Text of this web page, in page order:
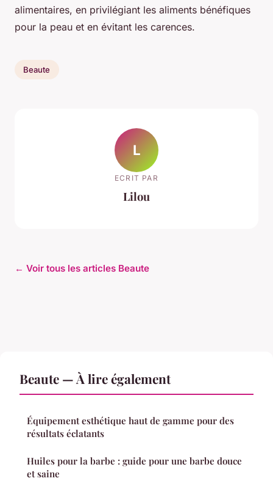
alimentaires, en privilégiant les aliments bénéfiques
pour la peau et en évitant les carences.
Beaute
L
ECRIT PAR
Lilou
← Voir tous les articles Beaute
Beaute — À lire également
Équipement esthétique haut de gamme pour des
résultats éclatants
Huiles pour la barbe : guide pour une barbe douce
et saine